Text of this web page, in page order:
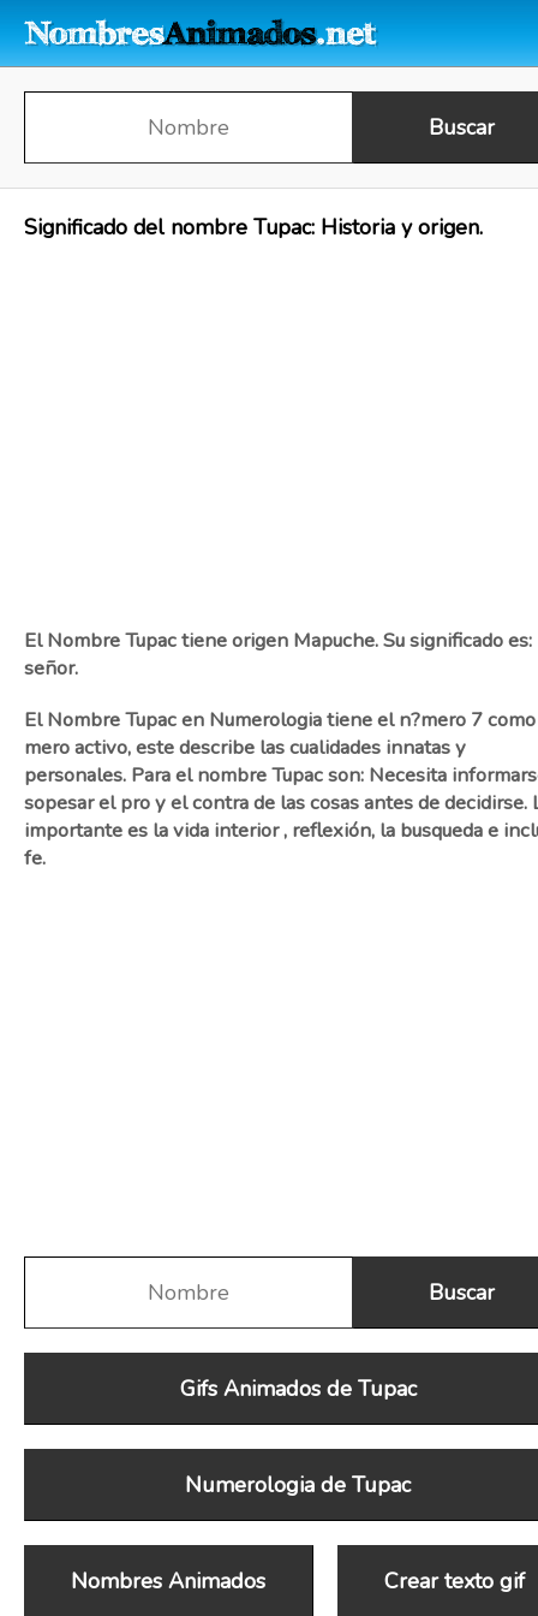
Significado del nombre Tupac: Historia y origen.
El Nombre Tupac tiene origen Mapuche. Su significado es:
señor.
El Nombre Tupac en Numerologia tiene el n?mero 7
mero activo, este describe las cualidades innatas y
personales. Para el nombre Tupac son: Necesita
sopesar el pro y el contra de las cosas antes de decidirse.
importante es la vida interior , reflexión, la busqueda e
fe.
Gifs Animados de Tupac
Numerologia de Tupac
Nombres Animados Crear texto gif